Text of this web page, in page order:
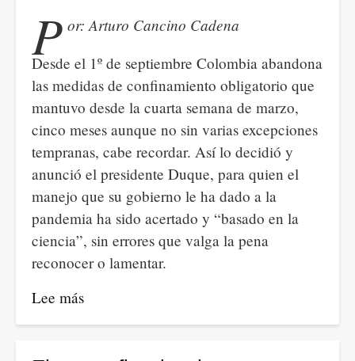
P or: Arturo Cancino Cadena
Desde el 1º de septiembre Colombia abandona
las medidas de confinamiento obligatorio que
mantuvo desde la cuarta semana de marzo,
cinco meses aunque no sin varias excepciones
tempranas, cabe recordar. Así lo decidió y
anunció el presidente Duque, para quien el
manejo que su gobierno le ha dado a la
pandemia ha sido acertado y “basado en la
ciencia”, sin errores que valga la pena
reconocer o lamentar.
Lee más
El